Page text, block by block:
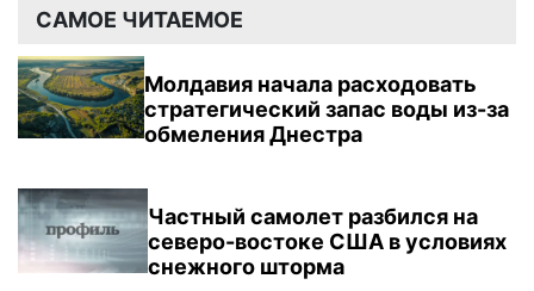
САМОЕ ЧИТАЕМОЕ
Молдавия начала расходовать
стратегический запас воды из-за
обмеления Днестра
Частный самолет разбился на
северо-востоке США в условиях
снежного шторма